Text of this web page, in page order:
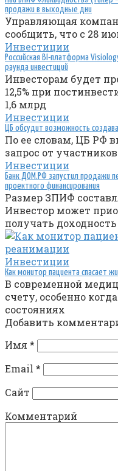
продажи в выходные дни
Управляющая
сообщить, что с 28
Инвестиции
Российская BI-платформа
раунда инвестиций
Инвесторам будет
12,5% при
1,6 млрд
Инвестиции
ЦБ обсудит возможность
По ее словам, ЦБ РФ
запрос от
Инвестиции
Банк ДОМ.РФ запустил продажи
проектного финансирования
Размер ЗПИФ
Инвестор может
получать доходность
Инвестиции
Как монитор пациента спасает
В современной
счету, особенно
состояниях
Добавить
Имя *
Email *
Сайт
Комментарий